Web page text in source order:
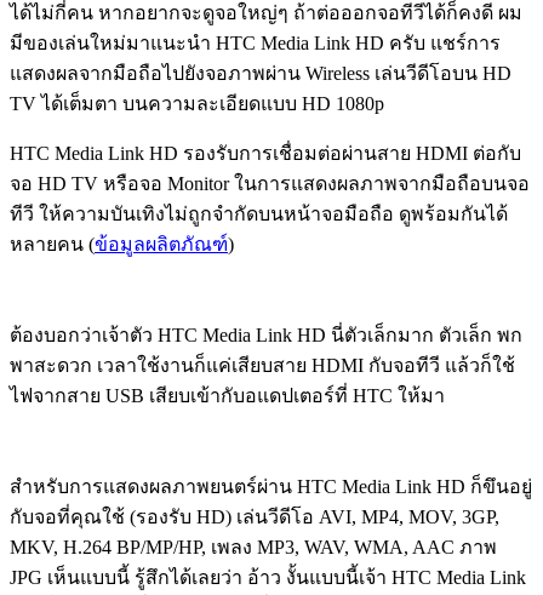
ได้ไม่กี่คน หากอยากจะดูจอใหญ่ๆ ถ้าต่อออกจอทีวีได้ก็คงดี ผม
มีของเล่นใหม่มาแนะนำ HTC Media Link HD ครับ แชร์การ
แสดงผลจากมือถือไปยังจอภาพผ่าน Wireless เล่นวีดีโอบน HD
TV ได้เต็มตา บนความละเอียดแบบ HD 1080p
HTC Media Link HD รองรับการเชื่อมต่อผ่านสาย HDMI ต่อกับ
จอ HD TV หรือจอ Monitor ในการแสดงผลภาพจากมือถือบนจอ
ทีวี ให้ความบันเทิงไม่ถูกจำกัดบนหน้าจอมือถือ ดูพร้อมกันได้
หลายคน (ข้อมูลผลิตภัณฑ์)
ต้องบอกว่าเจ้าตัว HTC Media Link HD นี่ตัวเล็กมาก ตัวเล็ก พก
พาสะดวก เวลาใช้งานก็แค่เสียบสาย HDMI กับจอทีวี แล้วก็ใช้
ไฟจากสาย USB เสียบเข้ากับอแดปเตอร์ที่ HTC ให้มา
สำหรับการแสดงผลภาพยนตร์ผ่าน HTC Media Link HD ก็ขึนอยู่
กับจอที่คุณใช้ (รองรับ HD) เล่นวีดีโอ AVI, MP4, MOV, 3GP,
MKV, H.264 BP/MP/HP, เพลง MP3, WAV, WMA, AAC ภาพ
JPG เห็นแบบนี้ รู้สึกได้เลยว่า อ้าว งั้นแบบนี้เจ้า HTC Media Link